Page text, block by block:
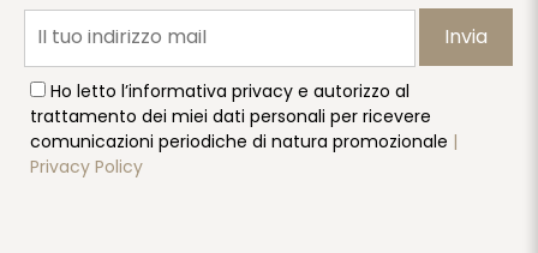
Invia
Ho letto l’informativa privacy e autorizzo al
trattamento dei miei dati personali per ricevere
comunicazioni periodiche di natura promozionale |
Privacy Policy